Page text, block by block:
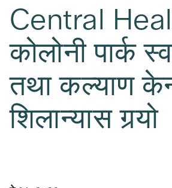
Central
कोलोनी पार्क
तथा कल्याण
शिलान्यास गर्‍यो